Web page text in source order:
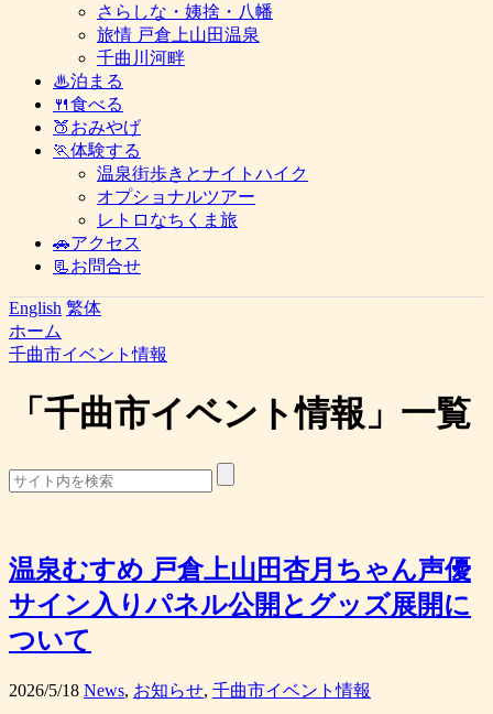
さらしな・姨捨・八幡
旅情 戸倉上山田温泉
千曲川河畔
♨泊まる
🍴食べる
🍑おみやげ
🏃体験する
温泉街歩きとナイトハイク
オプショナルツアー
レトロなちくま旅
🚗アクセス
📃お問合せ
English 繁体
ホーム
千曲市イベント情報
「 千曲市イベント情報 」 一覧
温泉むすめ 戸倉上山田杏月ちゃん声優
サイン入りパネル公開とグッズ展開に
ついて
2026/5/18 News, お知らせ, 千曲市イベント情報